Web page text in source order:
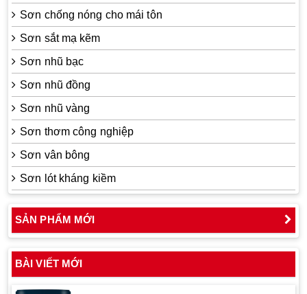
Sơn chống nóng cho mái tôn
Sơn sắt mạ kẽm
Sơn nhũ bạc
Sơn nhũ đồng
Sơn nhũ vàng
Sơn thơm công nghiệp
Sơn vân bông
Sơn lót kháng kiềm
SẢN PHẨM MỚI
BÀI VIẾT MỚI